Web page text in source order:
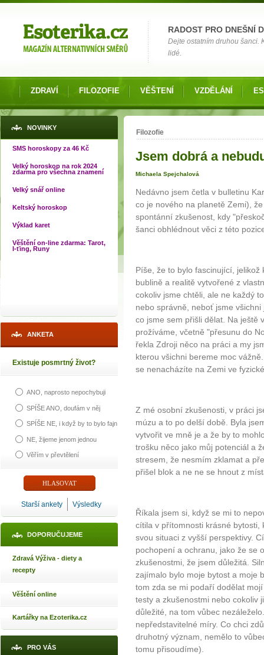
RADOST PRO DNEŠNÍ
Dejte ostatním druhou šanci.
lidé.
ZDRAVÍ FILOZOFIE VĚŠTENÍ VZDĚLÁNÍ
NOVINKY
SMS horoskopy za 46 Kč
Velký horoskop na rok 2024
zdarma pro všechna znamení
Velký snář online
Keltský horoskop
Výklad karet
Věštění on-line zdarma: Tarot,
I-ťing, Runy
ANKETA
Existuje posmrtný život?
ANO, naprosto nepochybuji
SPÍŠE ANO, doufám v něj
SPÍŠE NE, i když by to bylo fajn
NE, žijeme jenom jednou
Věřím v převtělení
Starší ankety Výsledky
DOPORUČUJEME
Zdravá Výživa - diety a
recepty
Věštění online
Kartářky na Ezoterika.cz
PRO VÁS
Jste zde
Filozofie
Jsem dobrá a
Michaela Spejchalová
Nedávno jsem četla v bulletinu
co je nového na planetě Zemi),
spontánní zkušenost, kdy
šanci obhlédnout věci z této
Píše, že to bylo fascinující,
bublině a realitě vytvořené z
cokoliv jsme chtěli, ale ne každý
nebo správně, neboť jsme
co jsme sem přišli dělat. Na ještě
prožíváme, včetně "přesunu do
řekla Zdroji něco na práci a my
kterou všichni bereme moc
se nenacházíte na Zemi ve
Z mé osobní zkušenosti, v práci
múzu a to po delší době. Byla
vytvořit ve mně je a že by to
trošku něco jako můj potenciál a
stresem, že nesmím zklamat a
přišel blok a ne ne se hnout z
Říkala jsem si, když se mi to
cítila v přítomnosti krásné
svou situaci z vyšší perspektivy.
pochopení a ochranu, jako že se
zkušenostmi, že jsem důležitá.
zajímalo bylo moje bytost a moje
tom zda se mi podaří dodělat
testy a zkušenostmi nebo cokoliv
důležité, na tom vůbec
nepředstavitelné míry. Co chci
druhotný význam, nemělo to
tomu přisoudíme).